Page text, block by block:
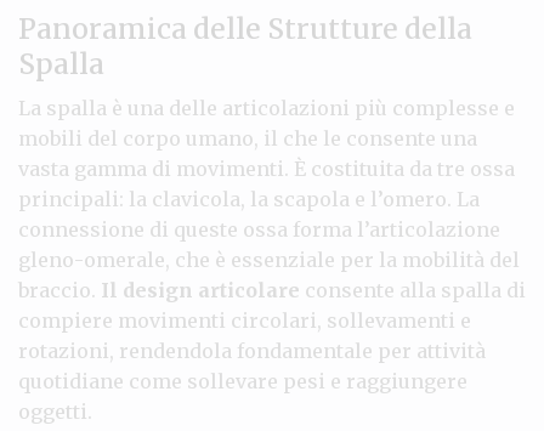
Panoramica delle Strutture della
Spalla
La spalla è una delle articolazioni più complesse e
mobili del corpo umano, il che le consente una
vasta gamma di movimenti. È costituita da tre ossa
principali: la clavicola, la scapola e l’omero. La
connessione di queste ossa forma l’articolazione
gleno-omerale, che è essenziale per la mobilità del
braccio. Il design articolare consente alla spalla di
compiere movimenti circolari, sollevamenti e
rotazioni, rendendola fondamentale per attività
quotidiane come sollevare pesi e raggiungere
oggetti.